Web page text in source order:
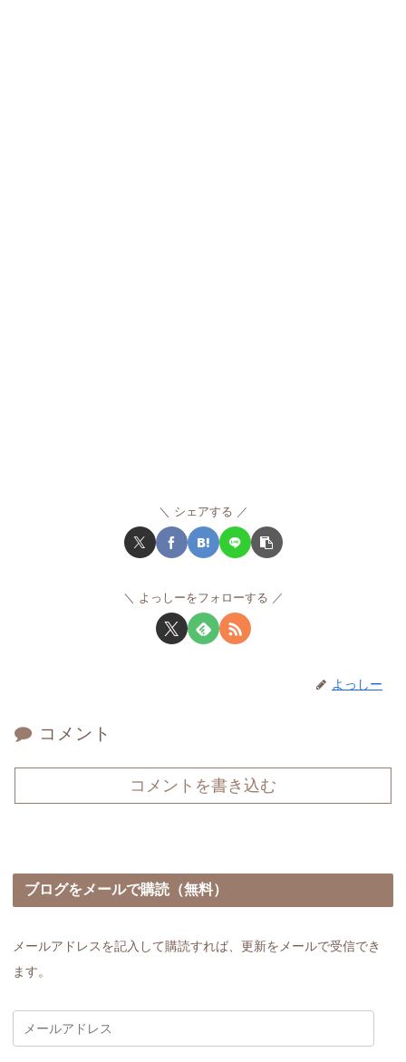
シェアする
よっしーをフォローする
よっしー
コメント
コメントを書き込む
ブログをメールで購読（無料）
メールアドレスを記入して購読すれば、更新をメールで受信でき
ます。